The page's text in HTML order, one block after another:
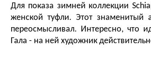
Для показа зимней коллекции
женской туфли. Этот знаменитый
переосмысливал. Интересно, что
Гала - на ней художник